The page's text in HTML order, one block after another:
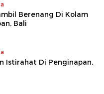
Berenang Di Kolam
Bali
Istirahat Di Penginapan,